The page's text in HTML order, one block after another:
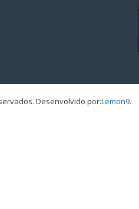
Desenvolvido por:Lemon9.